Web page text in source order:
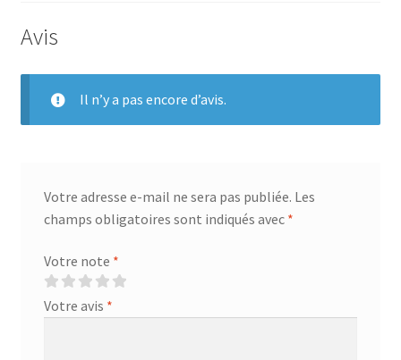
Avis
Il n’y a pas encore d’avis.
Votre adresse e-mail ne sera pas publiée. Les
champs obligatoires sont indiqués avec *
Votre note *
Votre avis *